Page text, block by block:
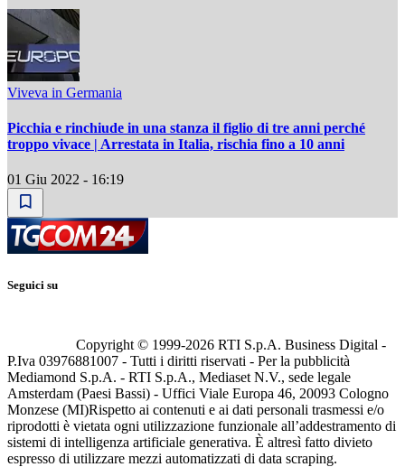
Viveva in Germania
Picchia e rinchiude in una stanza il figlio di tre anni perché
troppo vivace | Arrestata in Italia, rischia fino a 10 anni
01 Giu 2022 - 16:19
Seguici su
Copyright © 1999-2026 RTI S.p.A. Business Digital -
P.Iva 03976881007 - Tutti i diritti riservati - Per la pubblicità
Mediamond S.p.A. - RTI S.p.A., Mediaset N.V., sede legale
Amsterdam (Paesi Bassi) - Uffici Viale Europa 46, 20093 Cologno
Monzese (MI)Rispetto ai contenuti e ai dati personali trasmessi e/o
riprodotti è vietata ogni utilizzazione funzionale all’addestramento di
sistemi di intelligenza artificiale generativa. È altresì fatto divieto
espresso di utilizzare mezzi automatizzati di data scraping.